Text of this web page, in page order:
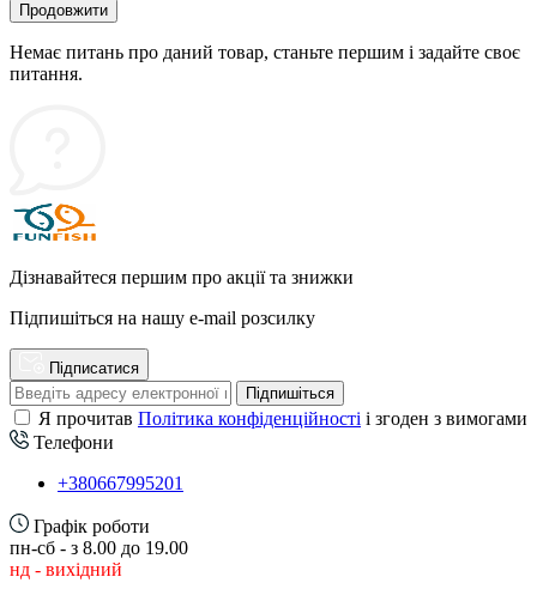
Продовжити
Немає питань про даний товар, станьте першим і задайте своє
питання.
Дізнавайтеся першим про акції та знижки
Підпишіться на нашу e-mail розсилку
Підписатися
Підпишіться
Я прочитав Політика конфіденційності і згоден з вимогами
Телефони
+380667995201
Графік роботи
пн-сб - з 8.00 до 19.00
нд - вихідний